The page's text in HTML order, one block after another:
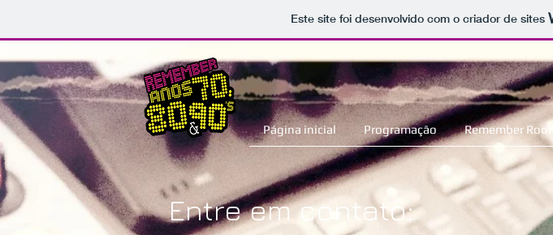
Este site foi desenvolvido com o criador de sites
Página inicial Programação Remember Room
Entre em contato: